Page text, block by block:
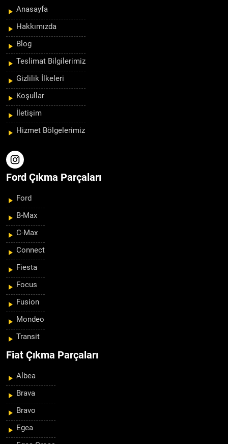
Anasayfa
Hakkımızda
Blog
Teslimat Bilgilerimiz
Gizlilik İlkeleri
Koşullar
İletişim
Hizmet Bölgelerimiz
Ford Çıkma Parçaları
Ford
B-Max
C-Max
Connect
Fiesta
Focus
Fusion
Mondeo
Transit
Fiat Çıkma Parçaları
Albea
Brava
Bravo
Egea